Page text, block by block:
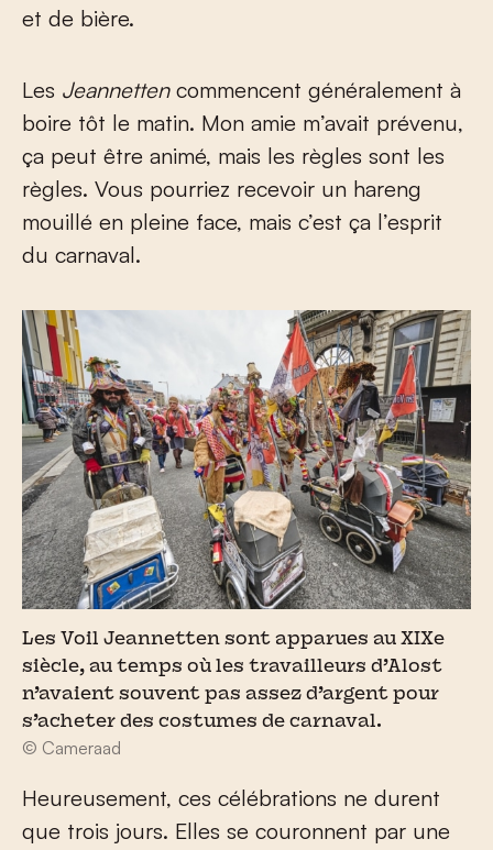
et de bière.
Les Jeannettencommencent généralement à
boire tôt le matin. Mon amie m’avait prévenu,
ça peut être animé, mais les règles sont les
règles. Vous pourriez recevoir un hareng
mouillé en pleine face, mais c’est ça l’esprit
du carnaval.
Les Voil Jeannetten sont apparues au XIXe
siècle, au temps où les travailleurs d’Alost
n’avaient souvent pas assez d’argent pour
s’acheter des costumes de carnaval.
© Cameraad
Heureusement, ces célébrations ne durent
que trois jours. Elles se couronnent par une